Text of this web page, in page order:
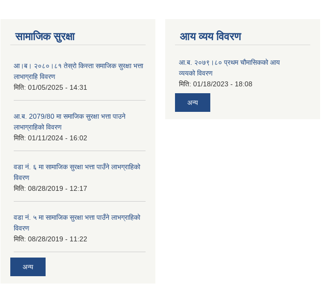
सामाजिक सुरक्षा
आ।ब। २०८०।८१ तेस्रो किस्ता समाजिक सुरक्षा भत्ता
लाभाग्राहि विवरण
मिति: 01/05/2025 - 14:31
आ.ब. 2079/80 मा समाजिक सुरक्षा भत्ता पाउने
लाभाग्राहिको विवरण
मिति: 01/11/2024 - 16:02
वडा नं. ६ मा सामाजिक सुरक्षा भत्ता पाउँने लाभग्राहिको
विवरण
मिति: 08/28/2019 - 12:17
वडा नं. ५ मा सामाजिक सुरक्षा भत्ता पाउँने लाभग्राहिको
विवरण
मिति: 08/28/2019 - 11:22
अन्य
आय व्यय विवरण
आ.ब. २०७९।८० प्रथम चौमासिकको आय
व्ययको विवरण
मिति: 01/18/2023 - 18:08
अन्य